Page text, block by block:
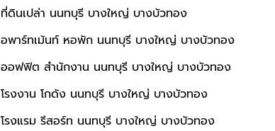
ที่ดินเปล่า นนทบุรี บางใหญ่ บางบัวทอง
อพาร์ทเม้นท์ หอพัก นนทบุรี บางใหญ่ บางบัวทอง
ออฟฟิต สำนักงาน นนทบุรี บางใหญ่ บางบัวทอง
โรงงาน โกดัง นนทบุรี บางใหญ่ บางบัวทอง
โรงแรม รีสอร์ท นนทบุรี บางใหญ่ บางบัวทอง